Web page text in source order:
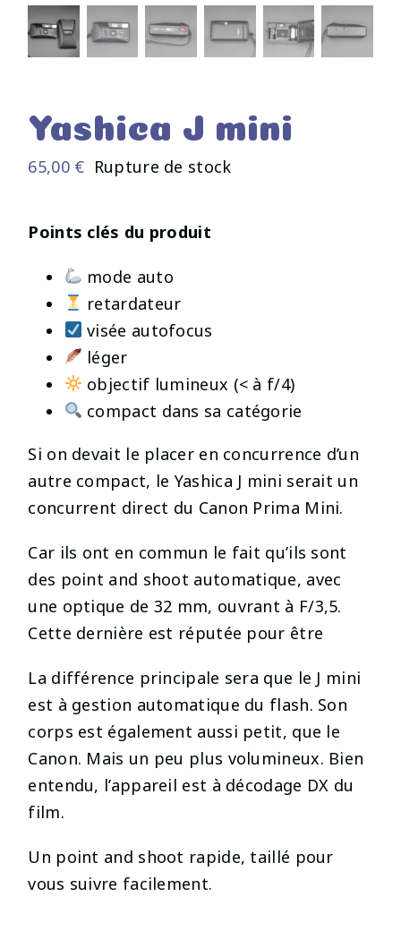
Yashica J mini
65,00 € Rupture de stock
Points clés du produit
mode auto
retardateur
visée autofocus
léger
objectif lumineux (< à f/4)
compact dans sa catégorie
Si on devait le placer en concurrence d’un
autre compact, le Yashica J mini serait un
concurrent direct du Canon Prima Mini.
Car ils ont en commun le fait qu’ils sont
des point and shoot automatique, avec
une optique de 32 mm, ouvrant à F/3,5.
Cette dernière est réputée pour être
La différence principale sera que le J mini
est à gestion automatique du flash. Son
corps est également aussi petit, que le
Canon. Mais un peu plus volumineux. Bien
entendu, l’appareil est à décodage DX du
film.
Un point and shoot rapide, taillé pour
vous suivre facilement.